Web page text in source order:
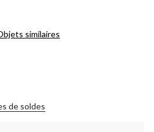
similaires
de soldes